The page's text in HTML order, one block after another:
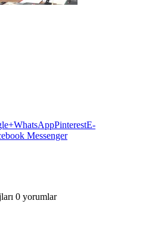
WhatsAppPinterestE-
Messenger
0 yorumlar